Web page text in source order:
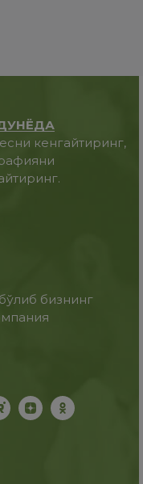
кенгайтиринг,
бизнинг